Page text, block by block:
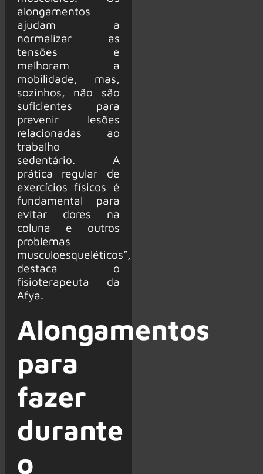
alongamentos
ajudam a
normalizar as
tensões e
melhoram a
mobilidade, mas,
sozinhos, não são
suficientes para
prevenir lesões
relacionadas ao
trabalho
sedentário. A
prática regular de
exercícios físicos é
fundamental para
evitar dores na
coluna e outros
problemas
musculoesqueléticos”,
destaca o
fisioterapeuta da
Afya.
Alongamentos
para
fazer
durante
o